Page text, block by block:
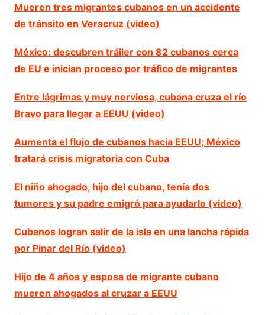
Mueren tres migrantes cubanos en un accidente
de tránsito en Veracruz (video)
México: descubren tráiler con 82 cubanos cerca
de EU e inician proceso por tráfico de migrantes
Entre lágrimas y muy nerviosa, cubana cruza el río
Bravo para llegar a EEUU (video)
Aumenta el flujo de cubanos hacia EEUU; México
tratará crisis migratoria con Cuba
El niño ahogado, hijo del cubano, tenía dos
tumores y su padre emigró para ayudarlo (video)
Cubanos logran salir de la isla en una lancha rápida
por Pinar del Río (video)
Hijo de 4 años y esposa de migrante cubano
mueren ahogados al cruzar a EEUU